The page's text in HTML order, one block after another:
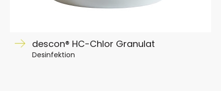
descon® HC-Chlor Granulat
Desinfektion